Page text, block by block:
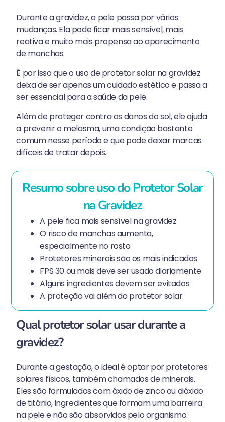
Durante a gravidez, a pele passa por várias
mudanças. Ela pode ficar mais sensível, mais
reativa e muito mais propensa ao aparecimento
de manchas.
É por isso que o uso de protetor solar na gravidez
deixa de ser apenas um cuidado estético e passa a
ser essencial para a saúde da pele.
Além de proteger contra os danos do sol, ele ajuda
a prevenir o melasma, uma condição bastante
comum nesse período e que pode deixar marcas
difíceis de tratar depois.
Resumo sobre uso do Protetor Solar
na Gravidez
A pele fica mais sensível na gravidez
O risco de manchas aumenta,
especialmente no rosto
Protetores minerais são os mais indicados
FPS 30 ou mais deve ser usado diariamente
Alguns ingredientes devem ser evitados
A proteção vai além do protetor solar
Qual protetor solar usar durante a
gravidez?
Durante a gestação, o ideal é optar por protetores
solares físicos, também chamados de minerais.
Eles são formulados com óxido de zinco ou dióxido
de titânio, ingredientes que formam uma barreira
na pele e não são absorvidos pelo organismo.